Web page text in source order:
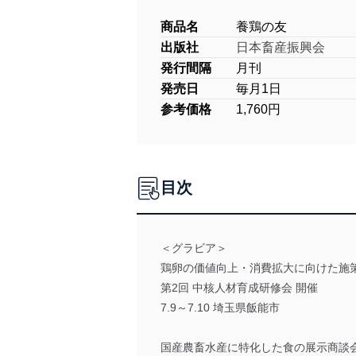
商品名
養鶏の友
出版社
日本畜産振興会
発行間隔
月刊
発売日
毎月1日
参考価格
1,760円
目次
＜グラビア＞
鶏卵の価値向上・消費拡大に向けた施
第2回 中核人材育成研修会 開催
7.9～7.10 埼玉県飯能市
国産農畜水産に特化した食の展示商談